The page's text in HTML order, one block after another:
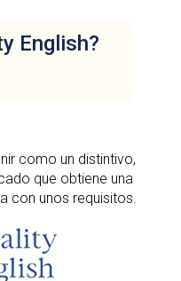
English?
como un distintivo,
que obtiene una
con unos requisitos.